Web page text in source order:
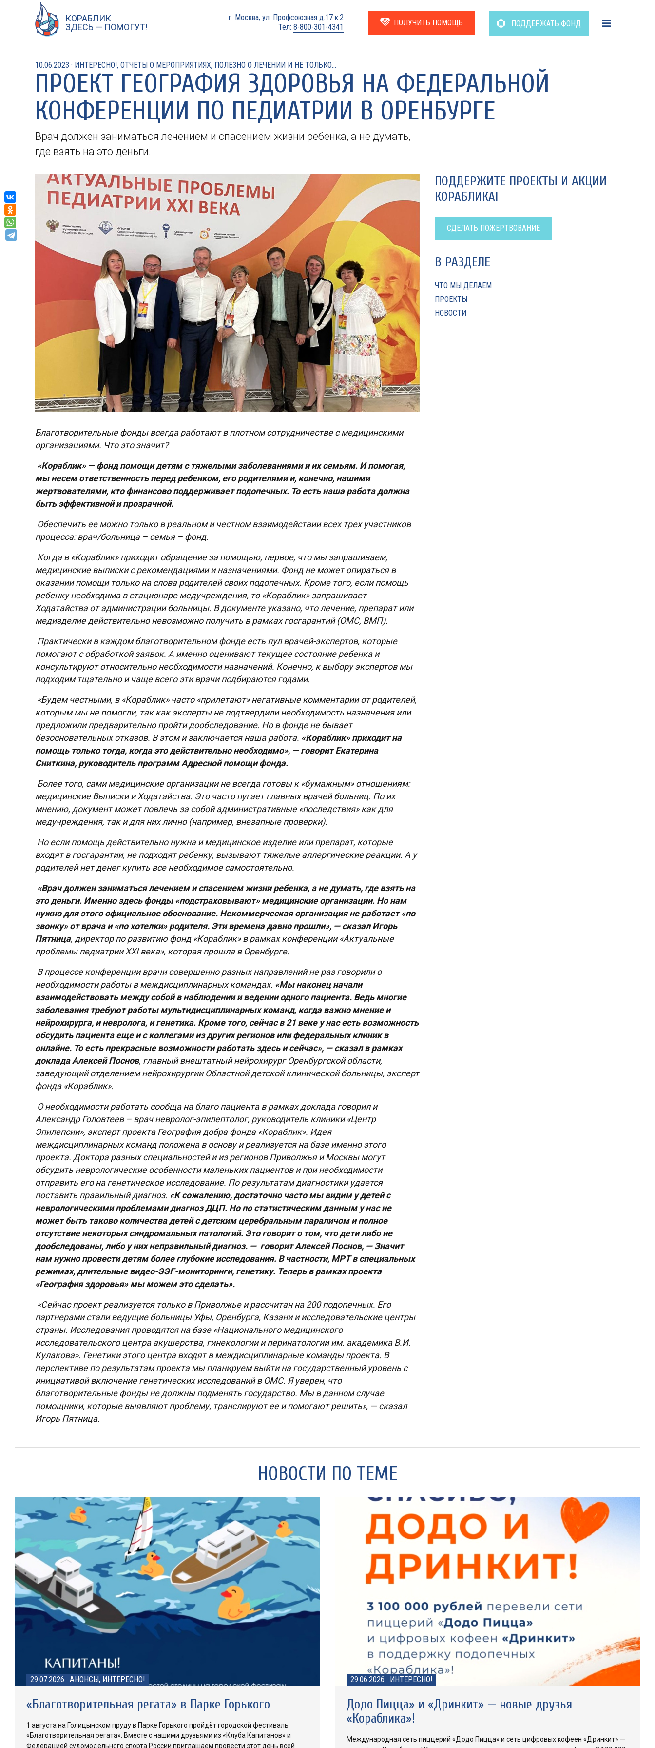
содержанию
КОРАБЛИК
ЗДЕСЬ — ПОМОГУТ!
г. Москва, ул. Профсоюзная д.17 к.2
Тел: 8-800-301-4341 ПОЛУЧИТЬ ПОМОЩЬ ПОДДЕРЖАТЬ ФОНД
10.06.2023 · ИНТЕРЕСНО!, ОТЧЕТЫ О МЕРОПРИЯТИЯХ, ПОЛЕЗНО О ЛЕЧЕНИИ И НЕ ТОЛЬКО...
ПРОЕКТ ГЕОГРАФИЯ ЗДОРОВЬЯ НА ФЕДЕРАЛЬНОЙ
КОНФЕРЕНЦИИ ПО ПЕДИАТРИИ В ОРЕНБУРГЕ
Врач должен заниматься лечением и спасением жизни ребенка, а не думать,
где взять на это деньги.
Благотворительные фонды всегда работают в плотном сотрудничестве с медицинскими
организациями. Что это значит?
«Кораблик» — фонд помощи детям с тяжелыми заболеваниями и их семьям. И помогая,
мы несем ответственность перед ребенком, его родителями и, конечно, нашими
жертвователями, кто финансово поддерживает подопечных. То есть наша работа должна
быть эффективной и прозрачной.
Обеспечить ее можно только в реальном и честном взаимодействии всех трех участников
процесса: врач/больница – семья – фонд.
Когда в «Кораблик» приходит обращение за помощью, первое, что мы запрашиваем,
медицинские выписки с рекомендациями и назначениями. Фонд не может опираться в
оказании помощи только на слова родителей своих подопечных. Кроме того, если помощь
ребенку необходима в стационаре медучреждения, то «Кораблик» запрашивает
Ходатайства от администрации больницы. В документе указано, что лечение, препарат или
медизделие действительно невозможно получить в рамках госгарантий (ОМС, ВМП).
Практически в каждом благотворительном фонде есть пул врачей-экспертов, которые
помогают с обработкой заявок. А именно оценивают текущее состояние ребенка и
консультируют относительно необходимости назначений. Конечно, к выбору экспертов мы
подходим тщательно и чаще всего эти врачи подбираются годами.
«Будем честными, в «Кораблик» часто «прилетают» негативные комментарии от родителей,
которым мы не помогли, так как эксперты не подтвердили необходимость назначения или
предложили предварительно пройти дообследование. Но в фонде не бывает
безосновательных отказов. В этом и заключается наша работа. «Кораблик» приходит на
помощь только тогда, когда это действительно необходимо», — говорит Екатерина
Сниткина, руководитель программ Адресной помощи фонда.
Более того, сами медицинские организации не всегда готовы к «бумажным» отношениям:
медицинские Выписки и Ходатайства. Это часто пугает главных врачей больниц. По их
мнению, документ может повлечь за собой административные «последствия» как для
медучреждения, так и для них лично (например, внезапные проверки).
Но если помощь действительно нужна и медицинское изделие или препарат, которые
входят в госгарантии, не подходят ребенку, вызывают тяжелые аллергические реакции. А у
родителей нет денег купить все необходимое самостоятельно.
«Врач должен заниматься лечением и спасением жизни ребенка, а не думать, где взять на
это деньги. Именно здесь фонды «подстраховывают» медицинские организации. Но нам
нужно для этого официальное обоснование. Некоммерческая организация не работает «по
звонку» от врача и «по хотелки» родителя. Эти времена давно прошли», — сказал Игорь
Пятница, директор по развитию фонд «Кораблик» в рамках конференции «Актуальные
проблемы педиатрииXXI века», которая прошла в Оренбурге.
В процессе конференции врачи совершенно разных направлений не раз говорили о
необходимости работы в междисциплинарных командах. «Мы наконец начали
взаимодействовать между собой в наблюдении и ведении одного пациента. Ведь многие
заболевания требуют работы мультидисциплинарных команд, когда важно мнение и
нейрохирурга, и невролога, и генетика. Кроме того, сейчас в 21 веке у нас есть возможность
обсудить пациента еще и с коллегами из других регионов или федеральных клиник в
онлайне. То есть прекрасные возможности работать здесь и сейчас», — сказал в рамках
доклада Алексей Поснов, главный внештатный нейрохирург Оренбургской области,
заведующий отделением нейрохирургии Областной детской клинической больницы, эксперт
фонда «Кораблик».
О необходимости работать сообща на благо пациента в рамках доклада говорил и
Александр Головтеев – врач невролог-эпилептолог, руководитель клиники «Центр
Эпилепсии», эксперт проекта География добра фонда «Кораблик». Идея
междисциплинарных команд положена в основу и реализуется на базе именно этого
проекта. Доктора разных специальностей и из регионов Приволжья и Москвы могут
обсудить неврологические особенности маленьких пациентов и при необходимости
отправить его на генетическое исследование. По результатам диагностики удается
поставить правильный диагноз. «К сожалению, достаточно часто мы видим у детей с
неврологическими проблемами диагноз ДЦП. Но по статистическим данным у нас не
может быть таково количества детей с детским церебральным параличом и полное
отсутствие некоторых синдромальных патологий. Это говорит о том, что дети либо не
дообследованы, либо у них неправильный диагноз. — говорит Алексей Поснов, — Значит
нам нужно провести детям более глубокие исследования. В частности, МРТ в специальных
режимах, длительные видео-ЭЭГ-мониторинги, генетику. Теперь в рамках проекта
«География здоровья» мы можем это сделать».
«Сейчас проект реализуется только в Приволжье и рассчитан на 200 подопечных. Его
партнерами стали ведущие больницы Уфы, Оренбурга, Казани и исследовательские центры
страны. Исследования проводятся на базе «Национального медицинского
исследовательского центра акушерства, гинекологии и перинатологии им. академика В.И.
Кулакова». Генетики этого центра входят в междисциплинарные команды проекта. В
перспективе по результатам проекта мы планируем выйти на государственный уровень с
инициативой включение генетических исследований в ОМС. Я уверен, что
благотворительные фонды не должны подменять государство. Мы в данном случае
помощники, которые выявляют проблему, транслируют ее и помогают решить», — сказал
Игорь Пятница.
ПОДДЕРЖИТЕ ПРОЕКТЫ И АКЦИИ
КОРАБЛИКА!
СДЕЛАТЬ ПОЖЕРТВОВАНИЕ
В РАЗДЕЛЕ
ЧТО МЫ ДЕЛАЕМ
ПРОЕКТЫ
НОВОСТИ
НОВОСТИ ПО ТЕМЕ
29.07.2026 · АНОНСЫ, ИНТЕРЕСНО!
«Благотворительная регата» в Парке Горького
1 августа на Голицынском пруду в Парке Горького пройдёт городской фестиваль
«Благотворительная регата». Вместе с нашими друзьями из «Клуба Капитанов» и
Федерацией судомодельного спорта России приглашаем провести этот день всей
29.06.2026 · ИНТЕРЕСНО!
Додо Пицца» и «Дринкит» — новые друзья
«Кораблика»!
Международная сеть пиццерий «Додо Пицца» и сеть цифровых кофеен «Дринкит» —